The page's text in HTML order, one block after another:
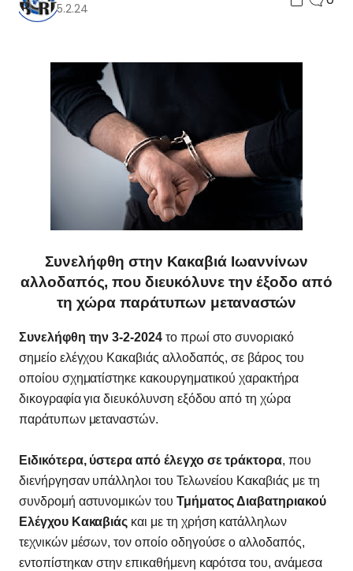
5.2.24
Συνελήφθη στην Κακαβιά Ιωαννίνων
αλλοδαπός, που διευκόλυνε την έξοδο από
τη χώρα παράτυπων μεταναστών
Συνελήφθη την 3-2-2024 το πρωί στο συνοριακό
σημείο ελέγχου Κακαβιάς αλλοδαπός, σε βάρος του
οποίου σχηματίστηκε κακουργηματικού χαρακτήρα
δικογραφία για διευκόλυνση εξόδου από τη χώρα
παράτυπων μεταναστών.
Ειδικότερα, ύστερα από έλεγχο σε τράκτορα, που
διενήργησαν υπάλληλοι του Τελωνείου Κακαβιάς με τη
συνδρομή αστυνομικών του Τμήματος Διαβατηριακού
Ελέγχου Κακαβιάς και με τη χρήση κατάλληλων
τεχνικών μέσων, τον οποίο οδηγούσε ο αλλοδαπός,
εντοπίστηκαν στην επικαθήμενη καρότσα του, ανάμεσα